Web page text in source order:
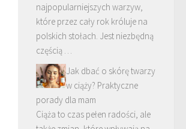
najpopularniejszych warzyw,
które przez cały rok króluje na
polskich stołach. Jest niezbędną
częścią …
Jak dbać o skórę twarzy
w ciąży? Praktyczne
porady dla mam
Ciąża to czas pełen radości, ale